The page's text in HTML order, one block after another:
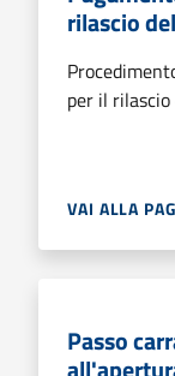
rilascio
per il
VAI ALLA
Passo